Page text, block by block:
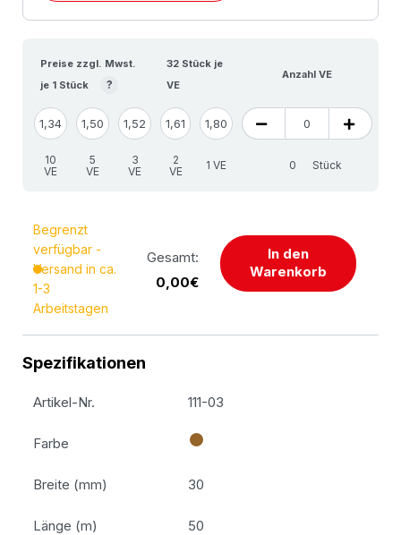
Preise zzgl. Mwst.
je 1 Stück
?
32 Stück je
VE
Anzahl VE
1,34 1,50 1,52 1,61 1,80
10
VE
5
VE
3
VE
2
VE
1 VE Stück
Begrenzt
verfügbar -
Versand in ca.
1-3
Arbeitstagen
Gesamt:
0,00€
In den
Warenkorb
Spezifikationen
Artikel-Nr. 111-03
Farbe
Breite (mm) 30
Länge (m) 50